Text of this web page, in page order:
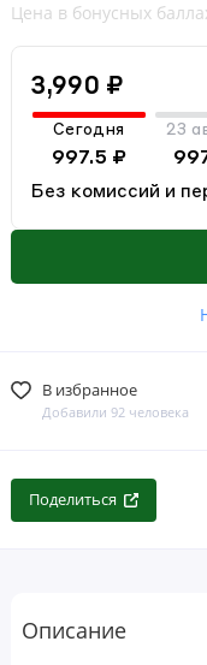
Цена в бонусных
3,990 ₽
Сегодня
997.5 ₽
23
Без комиссий и
В избранное
Добавили 92 человека
Поделиться
Описание